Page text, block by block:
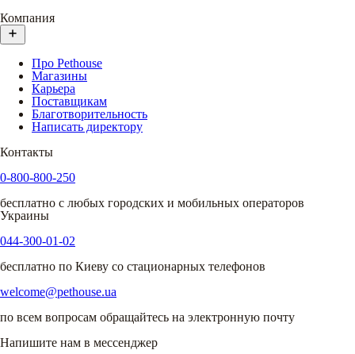
Компания
Про Pethouse
Магазины
Карьера
Поставщикам
Благотворительность
Написать директору
Контакты
0-800-800-250
бесплатно с любых городских и мобильных операторов
Украины
044-300-01-02
бесплатно по Киеву со стационарных телефонов
welcome@pethouse.ua
по всем вопросам обращайтесь на электронную почту
Напишите нам в мессенджер